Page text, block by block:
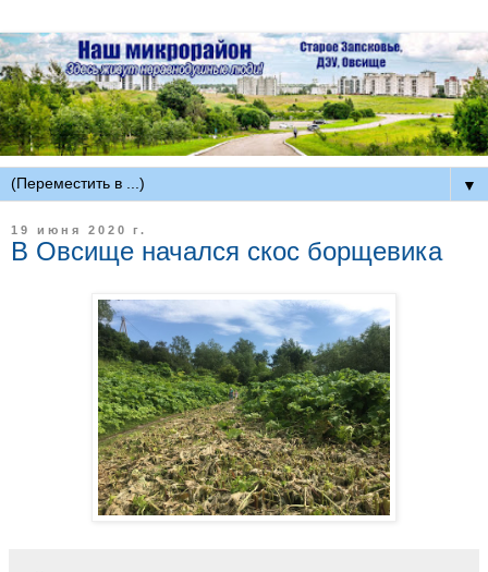
▼
19 июня 2020 г.
В Овсище начался скос борщевика